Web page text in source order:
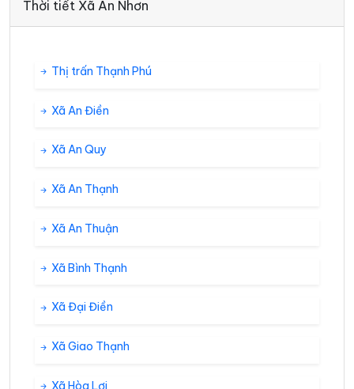
Thời tiết Xã An Nhơn
Thị trấn Thạnh Phú
Xã An Điền
Xã An Quy
Xã An Thạnh
Xã An Thuận
Xã Bình Thạnh
Xã Đại Điền
Xã Giao Thạnh
Xã Hòa Lợi